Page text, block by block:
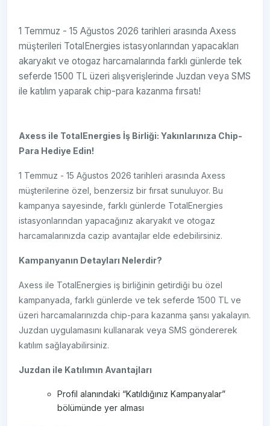
1 Temmuz - 15 Ağustos 2026 tarihleri arasında Axess
müşterileri TotalEnergies istasyonlarından yapacakları
akaryakıt ve otogaz harcamalarında farklı günlerde tek
seferde 1500 TL üzeri alışverişlerinde Juzdan veya SMS
ile katılım yaparak chip-para kazanma fırsatı!
Axess ile TotalEnergies İş Birliği: Yakınlarınıza Chip-
Para Hediye Edin!
1 Temmuz - 15 Ağustos 2026 tarihleri arasında Axess
müşterilerine özel, benzersiz bir fırsat sunuluyor. Bu
kampanya sayesinde, farklı günlerde TotalEnergies
istasyonlarından yapacağınız akaryakıt ve otogaz
harcamalarınızda cazip avantajlar elde edebilirsiniz.
Kampanyanın Detayları Nelerdir?
Axess ile TotalEnergies iş birliğinin getirdiği bu özel
kampanyada, farklı günlerde ve tek seferde 1500 TL ve
üzeri harcamalarınızda chip-para kazanma şansı yakalayın.
Juzdan uygulamasını kullanarak veya SMS göndererek
katılım sağlayabilirsiniz.
Juzdan ile Katılımın Avantajları
Profil alanındaki “Katıldığınız Kampanyalar”
bölümünde yer alması